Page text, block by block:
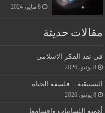
8 مايو، 2024
مقالات حديثة
في نقد الفكر الاسلامي
8 يونيو، 2026
التسييقية…فلسفة الحياه
8 يونيو، 2026
أهمية اللسانيات واقسامها